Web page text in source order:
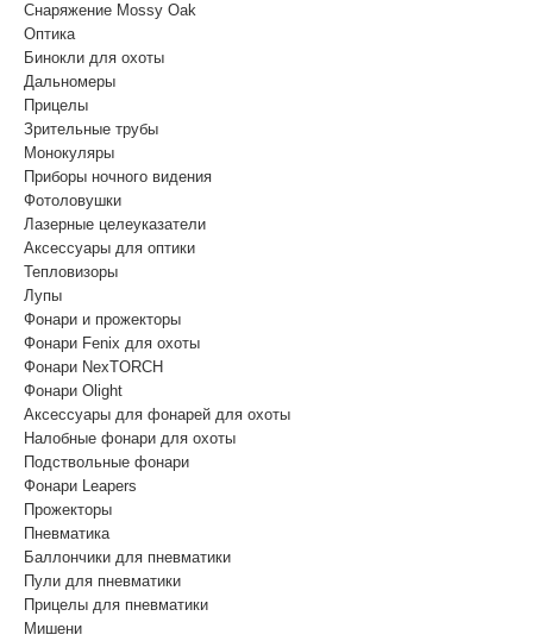
Снаряжение Mossy Oak
Оптика
Бинокли для охоты
Дальномеры
Прицелы
Зрительные трубы
Монокуляры
Приборы ночного видения
Фотоловушки
Лазерные целеуказатели
Аксессуары для оптики
Тепловизоры
Лупы
Фонари и прожекторы
Фонари Fenix для охоты
Фонари NexTORCH
Фонари Olight
Аксессуары для фонарей для охоты
Налобные фонари для охоты
Подствольные фонари
Фонари Leapers
Прожекторы
Пневматика
Баллончики для пневматики
Пули для пневматики
Прицелы для пневматики
Мишени